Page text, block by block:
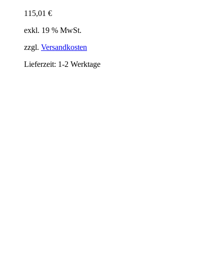
115,01 €
exkl. 19 % MwSt.
zzgl. Versandkosten
Lieferzeit: 1-2 Werktage